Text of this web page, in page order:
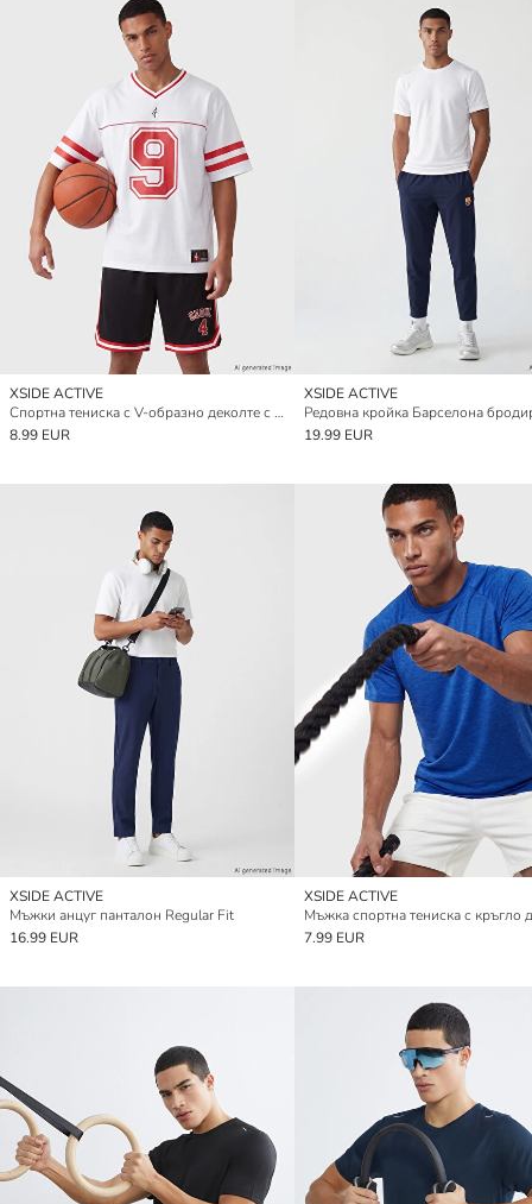
XSIDE ACTIVE
Спортна тениска с V-образно деколте с щампа за мъже
8.99 EUR
XSIDE ACTIVE
19.99 EUR
XSIDE ACTIVE
Мъжки анцуг панталон Regular Fit
16.99 EUR
XSIDE ACTIVE
Мъжка спортна тениска с кръгло
7.99 EUR